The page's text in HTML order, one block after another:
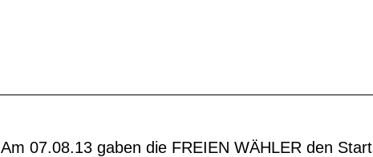
Am 07.08.13 gaben die FREIEN WÄHLER den